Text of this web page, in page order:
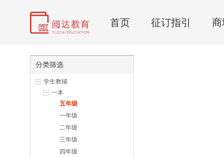
首页 征订指引 商
分类筛选
学生教辅
一本
五年级
一年级
二年级
三年级
四年级